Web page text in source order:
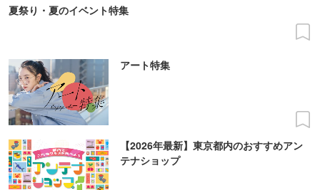
夏祭り・夏のイベント特集
アート特集
【2026年最新】東京都内のおすすめアン
テナショップ